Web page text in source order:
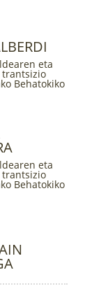
eta
Behatokiko
eta
Behatokiko